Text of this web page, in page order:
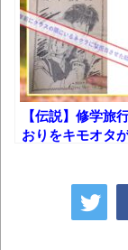
【呆然
盛で食うぞ
お！！！
果･･･････
【動画
ブチギレ
【伝説】修学旅
おりをキモオタ